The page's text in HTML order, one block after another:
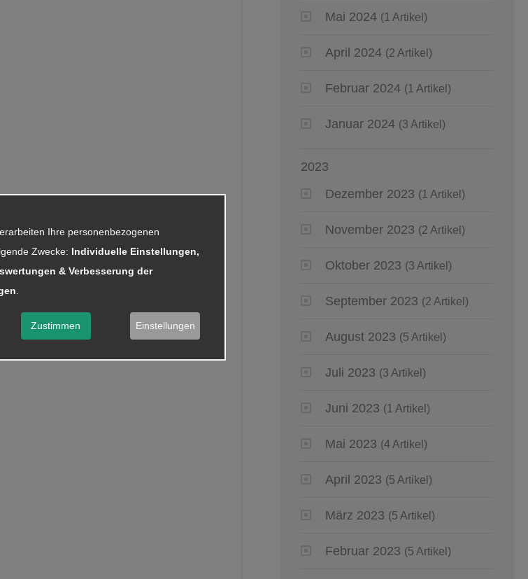
Mai 2024 (1 Artikel)
April 2024 (2 Artikel)
Februar 2024 (1 Artikel)
Januar 2024 (3 Artikel)
2023
Dezember 2023 (1 Artikel)
November 2023 (2 Artikel)
Oktober 2023 (3 Artikel)
September 2023 (2 Artikel)
August 2023 (5 Artikel)
Juli 2023 (3 Artikel)
Juni 2023 (1 Artikel)
Mai 2023 (4 Artikel)
April 2023 (5 Artikel)
März 2023 (5 Artikel)
Februar 2023 (5 Artikel)
Ihre personenbezogenen
Zwecke: Individuelle Einstellungen,
& Verbesserung der
Zustimmen Einstellungen